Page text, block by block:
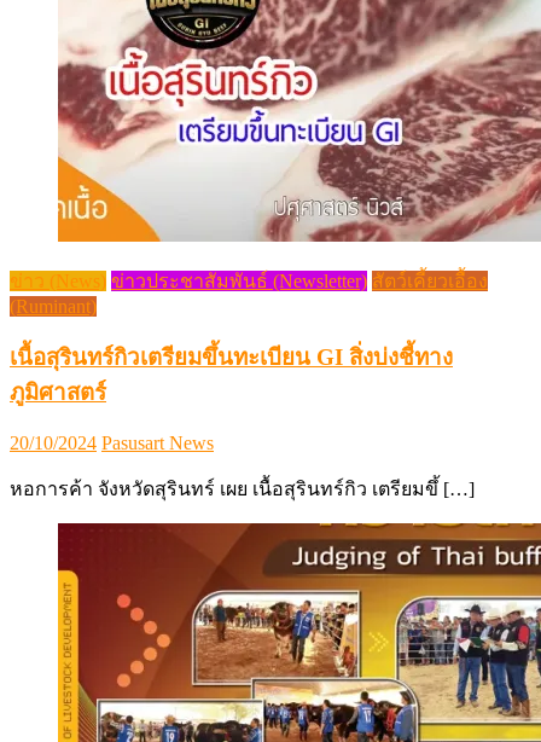
ข่าว (News) ข่าวประชาสัมพันธ์ (Newsletter) สัตว์เคี้ยวเอื้อง
(Ruminant)
เนื้อสุรินทร์กิวเตรียมขึ้นทะเบียน GI สิ่งบ่งชี้ทาง
ภูมิศาสตร์
Posted
20/10/2024 Author
Pasusart News
หอการค้า จังหวัดสุรินทร์ เผย เนื้อสุรินทร์กิว เตรียมขึ้ […]